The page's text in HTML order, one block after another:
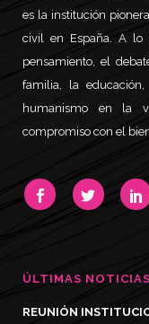
es la institución
civil en España. A lo
pensamiento, el
familia, la
humanismo en la
compromiso con el
ÚLTIMAS NOTICIAS
REUNIÓN